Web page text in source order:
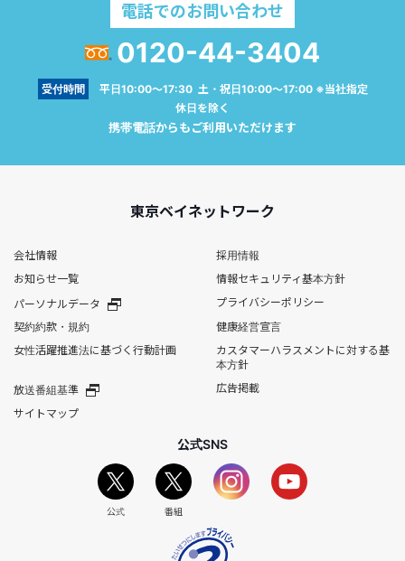
電話でのお問い合わせ
0120-44-3404
受付時間
平日10:00～17:30 土・祝日10:00～17:00 ※当社指定
休日を除く
携帯電話からもご利用いただけます
東京ベイネットワーク
会社情報
採用情報
お知らせ一覧
情報セキュリティ基本方針
パーソナルデータ
プライバシーポリシー
契約約款・規約
健康経営宣言
女性活躍推進法に基づく行動計画
カスタマーハラスメントに対する基
本方針
放送番組基準
広告掲載
サイトマップ
公式SNS
公式 番組